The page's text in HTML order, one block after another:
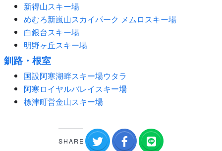
新得山スキー場
めむろ新嵐山スカイパーク メムロスキー場
白銀台スキー場
明野ヶ丘スキー場
釧路・根室
国設阿寒湖畔スキー場ウタラ
阿寒ロイヤルバレイスキー場
標津町営金山スキー場
SHARE